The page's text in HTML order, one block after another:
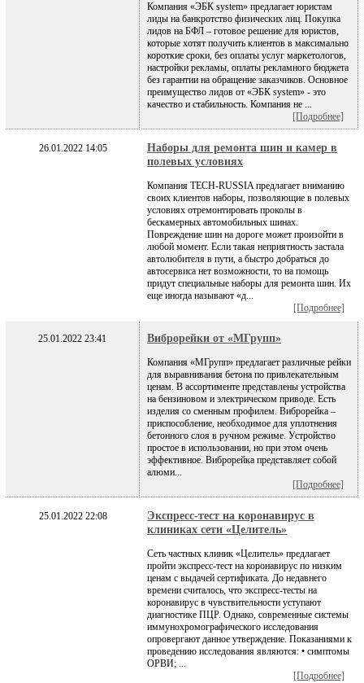
Компания «ЭБК system» предлагает юристам
лиды на банкротство физических лиц. Покупка
лидов на БФЛ – готовое решение для юристов,
которые хотят получить клиентов в максимально
короткие сроки, без оплаты услуг маркетологов,
настройки рекламы, оплаты рекламного бюджета
без гарантии на обращение заказчиков. Основное
преимущество лидов от «ЭБК system» - это
качество и стабильность. Компания не ...
[Подробнее]
26.01.2022 14:05
Наборы для ремонта шин и камер в
полевых условиях
Компания TECH-RUSSIA предлагает вниманию
своих клиентов наборы, позволяющие в полевых
условиях отремонтировать проколы в
бескамерных автомобильных шинах.
Повреждение шин на дороге может произойти в
любой момент. Если такая неприятность застала
автолюбителя в пути, а быстро добраться до
автосервиса нет возможности, то на помощь
придут специальные наборы для ремонта шин. Их
еще иногда называют «д...
[Подробнее]
25.01.2022 23:41 Виброрейки от «МГрупп»
Компания «МГрупп» предлагает различные рейки
для выравнивания бетона по привлекательным
ценам. В ассортименте представлены устройства
на бензиновом и электрическом приводе. Есть
изделия со сменным профилем. Виброрейка –
приспособление, необходимое для уплотнения
бетонного слоя в ручном режиме. Устройство
простое в использовании, но при этом очень
эффективное. Виброрейка представляет собой
алюми...
[Подробнее]
25.01.2022 22:08
Экспресс-тест на коронавирус в
клиниках сети «Целитель»
Сеть частных клиник «Целитель» предлагает
пройти экспресс-тест на коронавирус по низким
ценам с выдачей сертификата. До недавнего
времени считалось, что экспресс-тесты на
коронавирус в чувствительности уступают
диагностике ПЦР. Однако, современные системы
иммунохромографического исследования
опровергают данное утверждение. Показаниями к
проведению исследования являются: • симптомы
ОРВИ; ...
[Подробнее]